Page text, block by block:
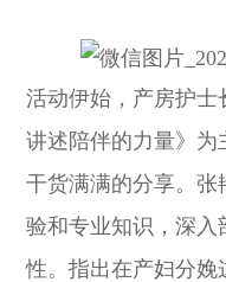
活动伊始，产房护
讲述陪伴的力量》为
干货满满的分享。
验和专业知识，深
性。指出在产妇分娩